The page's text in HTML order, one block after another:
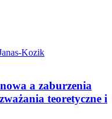
Kozik
a zaburzenia
teoretyczne i